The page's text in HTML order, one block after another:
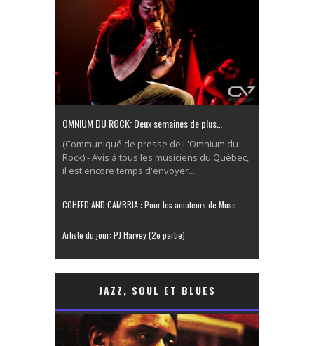
OMNIUM DU ROCK: Deux semaines de plus…
(Communiqué de presse de L'Omnium du
Rock) - Avis à tous les musiciens du Québec,
il est encore temps d'envoyer...
COHEED AND CAMBRIA : Pour les amateurs de Muse
Artiste du jour: PJ Harvey (2e partie)
JAZZ, SOUL ET BLUES